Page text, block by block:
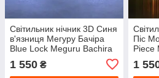
Світильник нічник 3D Синя
в'язниця Мегуру Бачіра
Blue Lock Meguru Bachira
1 550 ₴
Піс
Piece
1